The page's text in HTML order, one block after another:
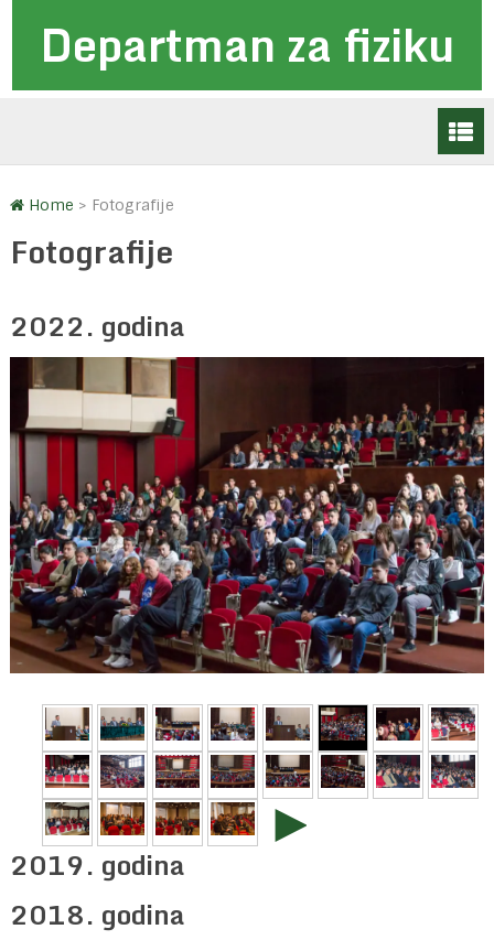
Departman za fiziku
Home > Fotografije
Fotografije
2022. godina
►
2019. godina
2018. godina